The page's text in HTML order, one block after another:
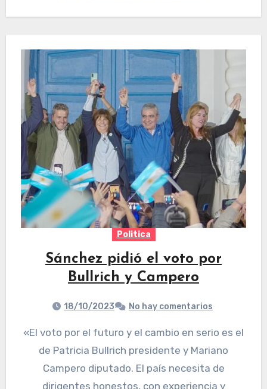
Politica
Sánchez pidió el voto por
Bullrich y Campero
18/10/2023 No hay comentarios
«El voto por el futuro y el cambio en serio es el
de Patricia Bullrich presidente y Mariano
Campero diputado. El país necesita de
dirigentes honestos, con experiencia y